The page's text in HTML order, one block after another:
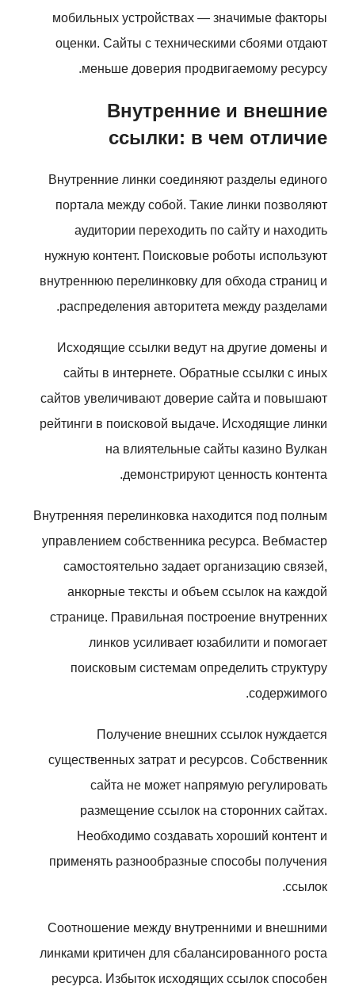
мобильных устройствах — значимые факторы
оценки. Сайты с техническими сбоями отдают
меньше доверия продвигаемому ресурсу.
Внутренние и внешние
ссылки: в чем отличие
Внутренние линки соединяют разделы единого
портала между собой. Такие линки позволяют
аудитории переходить по сайту и находить
нужную контент. Поисковые роботы используют
внутреннюю перелинковку для обхода страниц и
распределения авторитета между разделами.
Исходящие ссылки ведут на другие домены и
сайты в интернете. Обратные ссылки с иных
сайтов увеличивают доверие сайта и повышают
рейтинги в поисковой выдаче. Исходящие линки
на влиятельные сайты казино Вулкан
демонстрируют ценность контента.
Внутренняя перелинковка находится под полным
управлением собственника ресурса. Вебмастер
самостоятельно задает организацию связей,
анкорные тексты и объем ссылок на каждой
странице. Правильная построение внутренних
линков усиливает юзабилити и помогает
поисковым системам определить структуру
содержимого.
Получение внешних ссылок нуждается
существенных затрат и ресурсов. Собственник
сайта не может напрямую регулировать
размещение ссылок на сторонних сайтах.
Необходимо создавать хороший контент и
применять разнообразные способы получения
ссылок.
Соотношение между внутренними и внешними
линками критичен для сбалансированного роста
ресурса. Избыток исходящих ссылок способен